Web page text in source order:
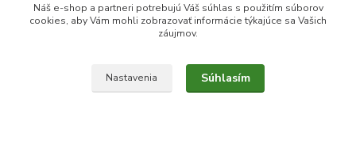
Náš e-shop a partneri potrebujú Váš súhlas s použitím súborov
cookies, aby Vám mohli zobrazovať informácie týkajúce sa Vašich
záujmov.
Nastavenia Súhlasím